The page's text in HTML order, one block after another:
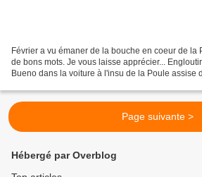
Février a vu émaner de la bouche en coeur de la
de bons mots. Je vous laisse apprécier...
Bueno dans la voiture à l'insu de la Poule assise
Page suivante >
Hébergé par Overblog